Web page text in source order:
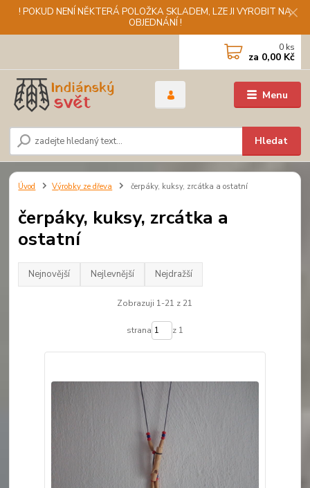
! POKUD NENÍ NĚKTERÁ POLOŽKA SKLADEM, LZE JI VYROBIT NA
OBJEDNÁNÍ !
Menu
Hledat
0 ks
za 0,00 Kč
Úvod Výrobky ze dřeva čerpáky, kuksy, zrcátka a ostatní
čerpáky, kuksy, zrcátka a
ostatní
Nejnovější Nejlevnější Nejdražší
Zobrazuji 1-21 z 21
strana z 1